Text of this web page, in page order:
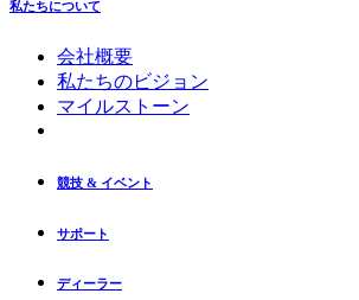
私たちについて
会社概要
私たちのビジョン
マイルストーン
競技 & イベント
サポート
ディーラー